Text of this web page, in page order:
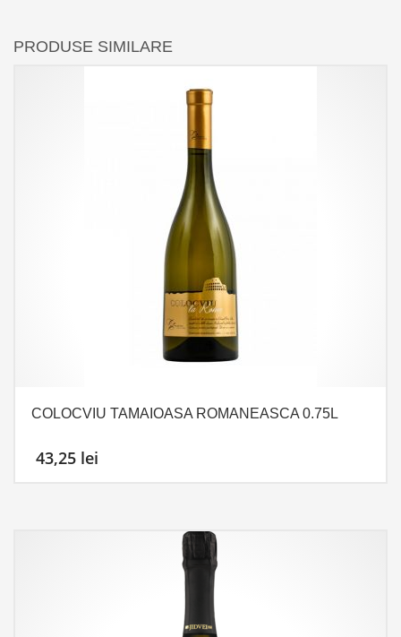
PRODUSE SIMILARE
COLOCVIU TAMAIOASA ROMANEASCA 0.75L
43,25 lei